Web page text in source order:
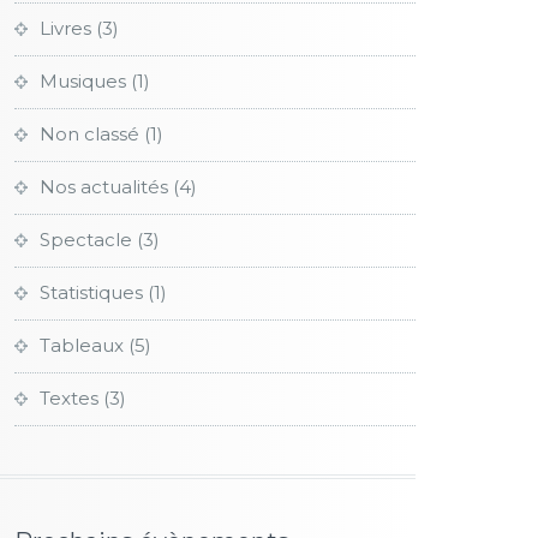
Livres (3)
Musiques (1)
Non classé (1)
Nos actualités (4)
Spectacle (3)
Statistiques (1)
Tableaux (5)
Textes (3)